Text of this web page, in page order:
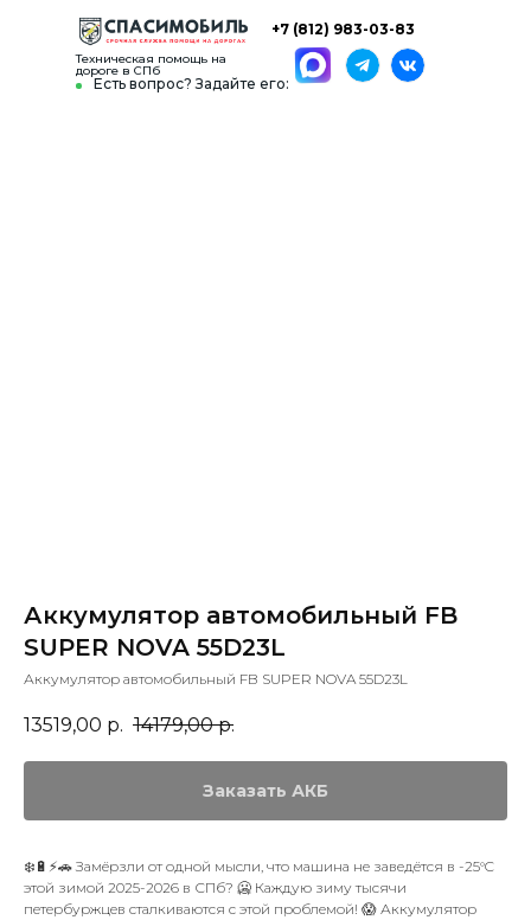
Есть вопрос? Задайте его:
+7 (812) 983-03-83
Техническая помощь на
дороге в СПб
Аккумулятор автомобильный FB
SUPER NOVA 55D23L
Аккумулятор автомобильный FB SUPER NOVA 55D23L
13519,00 р. 14179,00 р.
Заказать АКБ
❄️🔋⚡🚗 Замёрзли от одной мысли, что машина не заведётся в -25°C
этой зимой 2025-2026 в СПб? 🥶 Каждую зиму тысячи
петербуржцев сталкиваются с этой проблемой! 😱 Аккумулятор